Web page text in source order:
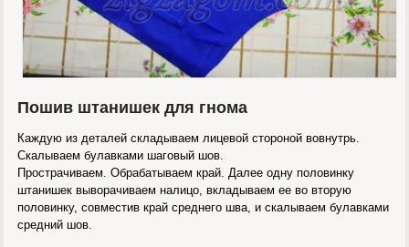
Пошив штанишек для гнома
Каждую из деталей складываем лицевой стороной вовнутрь.
Скалываем булавками шаговый шов.
Прострачиваем. Обрабатываем край. Далее одну половинку
штанишек выворачиваем налицо, вкладываем ее во вторую
половинку, совместив край среднего шва, и скалываем булавками
средний шов.